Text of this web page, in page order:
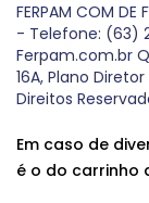
FERPAM COM DE
- Telefone: (63)
Ferpam.com.br
16A, Plano
Direitos
Em caso de
é o do carrinho